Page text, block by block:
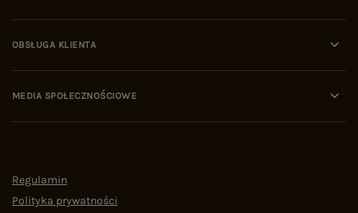
OBSŁUGA KLIENTA
MEDIA SPOŁECZNOŚCIOWE
Regulamin
Polityka prywatności